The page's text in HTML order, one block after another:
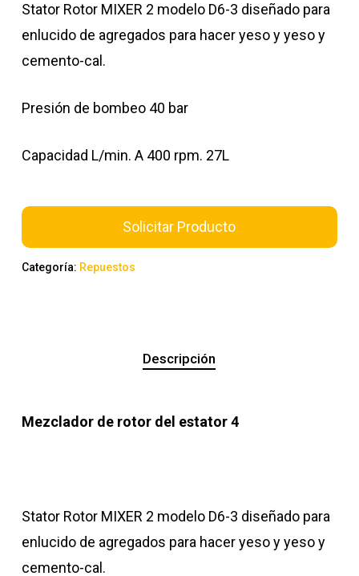
Stator Rotor MIXER 2 modelo D6-3 diseñado para
enlucido de agregados para hacer yeso y yeso y
cemento-cal.
Presión de bombeo 40 bar
Capacidad L/min. A 400 rpm. 27L
Solicitar Producto
Categoría: Repuestos
Descripción
Mezclador de rotor del estator 4
Stator Rotor MIXER 2 modelo D6-3 diseñado para
enlucido de agregados para hacer yeso y yeso y
cemento-cal.